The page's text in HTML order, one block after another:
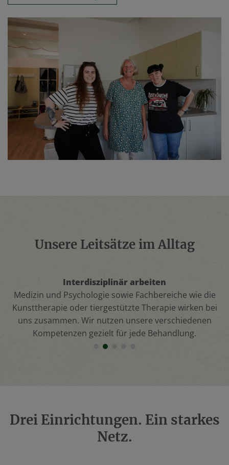
Unsere Leitsätze im Alltag
Interdisziplinär arbeiten
Medizin und Psychologie sowie Fachbereiche wie die
Kunsttherapie oder tiergestützte Therapie wirken bei
uns zusammen. Wir nutzen unsere verschiedenen
Kompetenzen gezielt für jede Behandlung.
Drei Einrichtungen. Ein starkes
Netz.